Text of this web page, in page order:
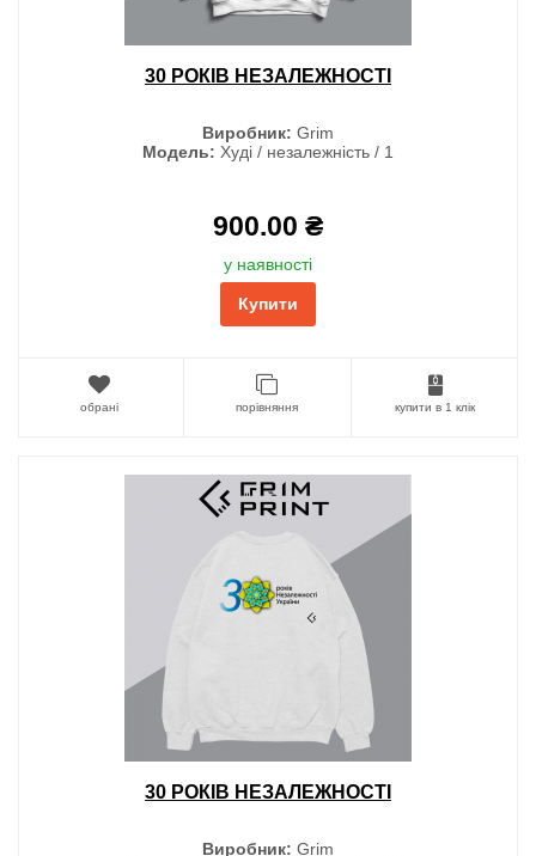
30 РОКІВ НЕЗАЛЕЖНОСТІ
Виробник: Grim
Модель: Худі / незалежність / 1
900.00 ₴
у наявності
Купити
обрані порівняння купити в 1 клік
30 РОКІВ НЕЗАЛЕЖНОСТІ
Виробник: Grim